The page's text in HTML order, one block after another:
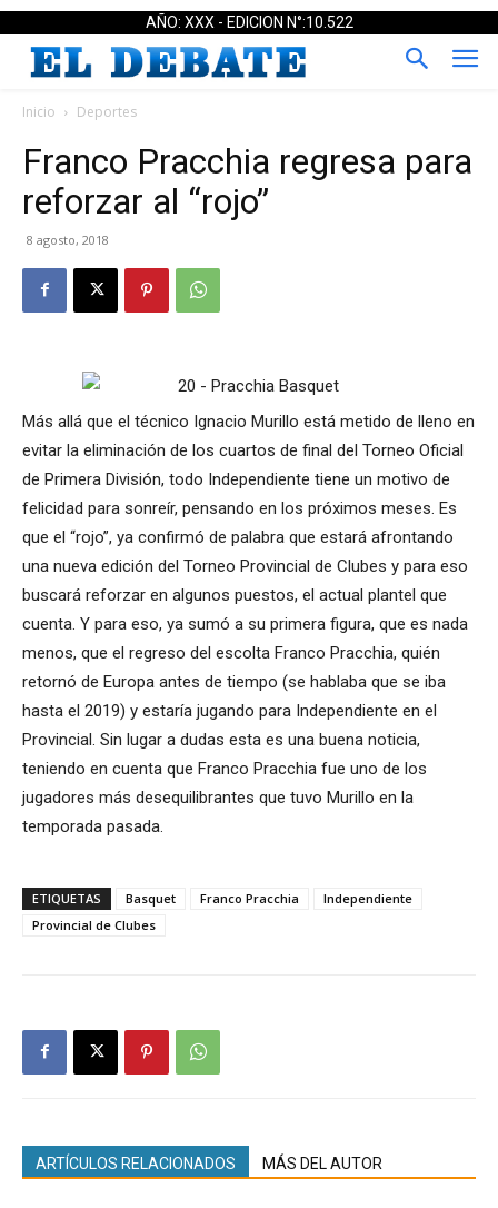
AÑO: XXX - EDICION N°:10.522
Inicio Deportes
Franco Pracchia regresa para
reforzar al “rojo”
8 agosto, 2018
Más allá que el técnico Ignacio Murillo está metido de lleno en
evitar la eliminación de los cuartos de final del Torneo Oficial
de Primera División, todo Independiente tiene un motivo de
felicidad para sonreír, pensando en los próximos meses. Es
que el “rojo”, ya confirmó de palabra que estará afrontando
una nueva edición del Torneo Provincial de Clubes y para eso
buscará reforzar en algunos puestos, el actual plantel que
cuenta. Y para eso, ya sumó a su primera figura, que es nada
menos, que el regreso del escolta Franco Pracchia, quién
retornó de Europa antes de tiempo (se hablaba que se iba
hasta el 2019) y estaría jugando para Independiente en el
Provincial. Sin lugar a dudas esta es una buena noticia,
teniendo en cuenta que Franco Pracchia fue uno de los
jugadores más desequilibrantes que tuvo Murillo en la
temporada pasada.
ETIQUETAS Basquet Franco Pracchia
Independiente
Provincial de Clubes
ARTÍCULOS RELACIONADOS MÁS DEL AUTOR